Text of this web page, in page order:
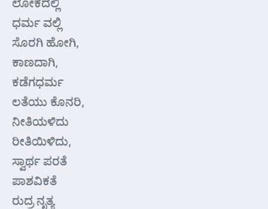
ಧರ್ಮ ವಲ್ಲಿ
ಸೊರಗಿ ಹೋಗಿ,
ಕಾಣದಾಗಿ,
ಕಡೆಗಧರ್ಮ
ಲತೆಯು ಕೊನರಿ,
ನೀತಿಯಳಿದು
ರೀತಿಯಿಳಿದು,
ಸ್ವಾರ್ಥ ಪರತೆ
ಪಾಶವಿಕತೆ
ರುದ್ರ ನೃತ್ಯ